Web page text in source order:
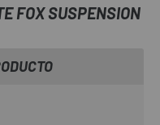
FOX SUSPENSION